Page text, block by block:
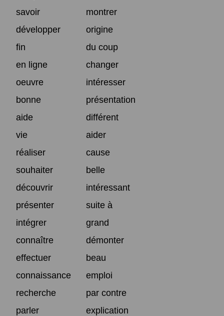
savoir
montrer
développer
origine
fin
du coup
en ligne
changer
oeuvre
intéresser
bonne
présentation
aide
différent
vie
aider
réaliser
cause
souhaiter
belle
découvrir
intéressant
présenter
suite à
intégrer
grand
connaître
démonter
effectuer
beau
connaissance
emploi
recherche
par contre
parler
explication